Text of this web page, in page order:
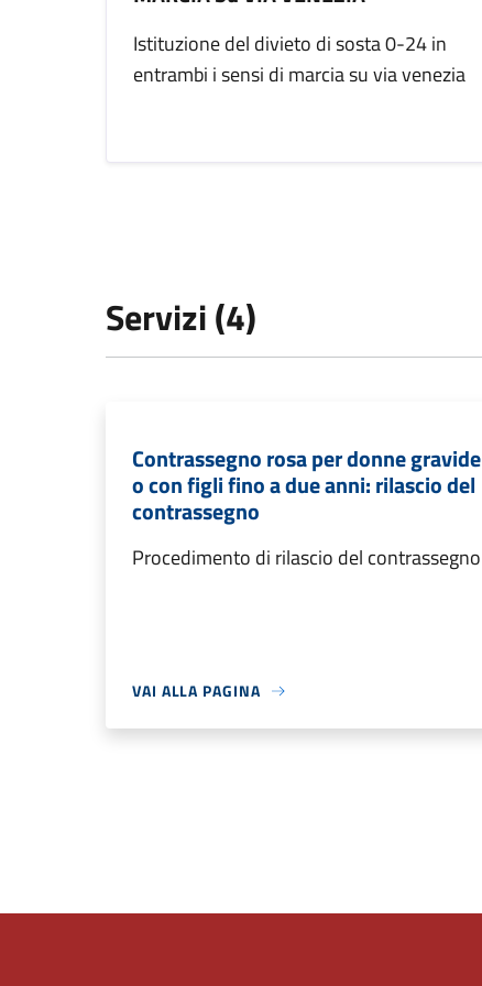
Istituzione del divieto di sosta 0-24 in
entrambi i sensi di marcia su via venezia
Servizi (4)
Contrassegno rosa per donne gravide
o con figli fino a due anni: rilascio del
contrassegno
Procedimento di rilascio del contrassegno
VAI ALLA PAGINA